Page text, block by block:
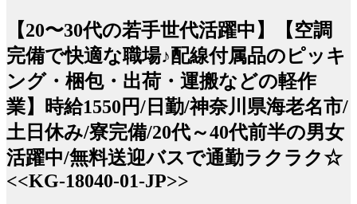
【20〜30代の若手世代活躍中】【空調
完備で快適な職場♪配線付属品のピッキ
ング・梱包・出荷・運搬などの軽作
業】時給1550円/日勤/神奈川県海老名市/
土日休み/寮完備/20代～40代前半の男女
活躍中/無料送迎バスで通勤ラクラク☆
<<KG-18040-01-JP>>